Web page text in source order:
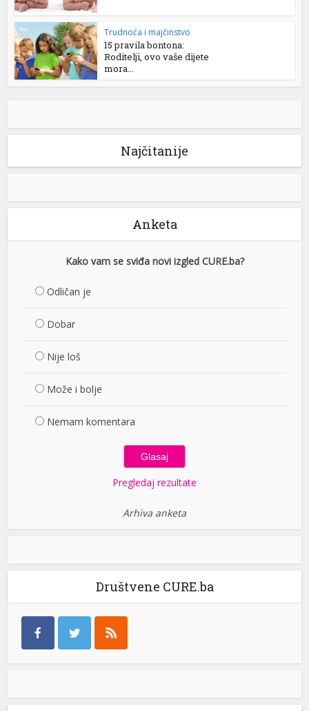
Trudnoća i majčinstvo
15 pravila bontona:
Roditelji, ovo vaše dijete
mora...
Najčitanije
Anketa
Kako vam se sviđa novi izgled CURE.ba?
Odličan je
Dobar
Nije loš
Može i bolje
Nemam komentara
Pregledaj rezultate
Arhiva anketa
Društvene CURE.ba